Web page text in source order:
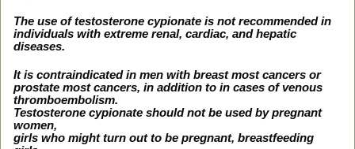
The use of testosterone cypionate is not recommended in
individuals with extreme renal, cardiac, and hepatic
diseases.
It is contraindicated in men with breast most cancers or
prostate most cancers, in addition to in cases of venous
thromboembolism.
Testosterone cypionate should not be used by pregnant
women,
girls who might turn out to be pregnant, breastfeeding